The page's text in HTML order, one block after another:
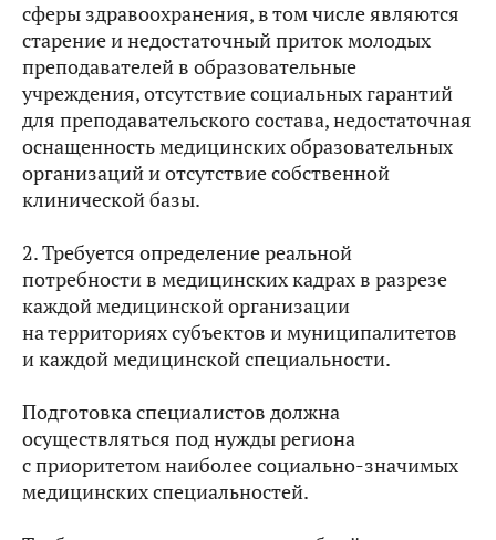
сферы здравоохранения, в том числе являются
старение и недостаточный приток молодых
преподавателей в образовательные
учреждения, отсутствие социальных гарантий
для преподавательского состава, недостаточная
оснащенность медицинских образовательных
организаций и отсутствие собственной
клинической базы.
2. Требуется определение реальной
потребности в медицинских кадрах в разрезе
каждой медицинской организации
на территориях субъектов и муниципалитетов
и каждой медицинской специальности.
Подготовка специалистов должна
осуществляться под нужды региона
с приоритетом наиболее социально-значимых
медицинских специальностей.